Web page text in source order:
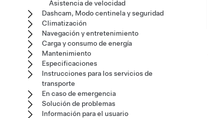
Asistencia de velocidad
Dashcam, Modo centinela y seguridad
Climatización
Navegación y entretenimiento
Carga y consumo de energía
Mantenimiento
Especificaciones
Instrucciones para los servicios de
transporte
En caso de emergencia
Solución de problemas
Información para el usuario